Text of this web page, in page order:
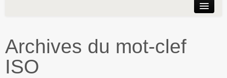
Association
Paroles d’entrepreneurs
Archives du mot-clef
ISO